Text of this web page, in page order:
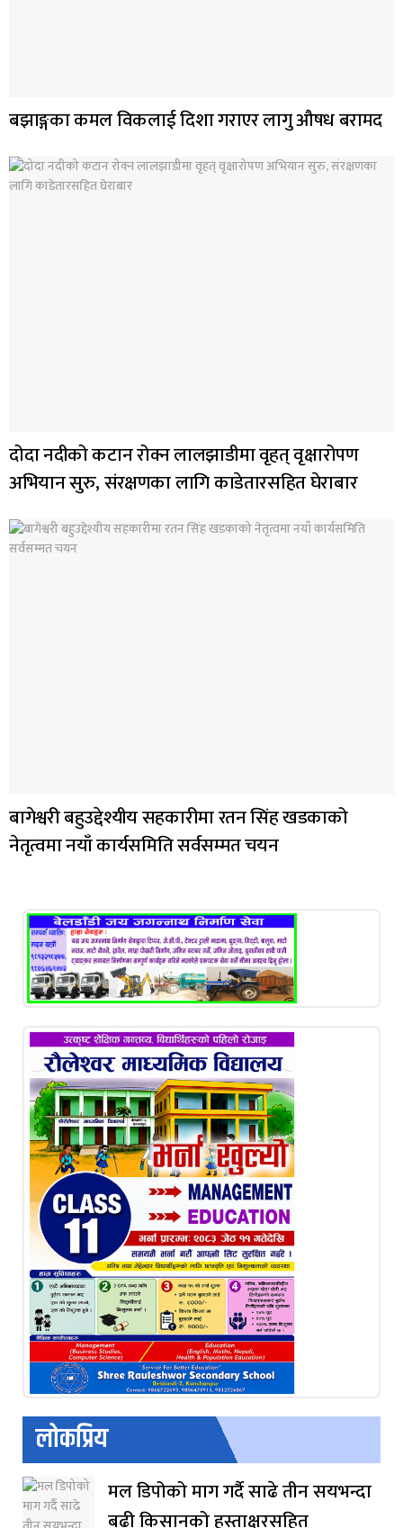
बझाङ्गका कमल विकलाई दिशा गराएर लागु औषध बरामद
दोदा नदीको कटान रोक्न लालझाडीमा वृहत् वृक्षारोपण
अभियान सुरु, संरक्षणका लागि काडेतारसहित घेराबार
बागेश्वरी बहुउद्देश्यीय सहकारीमा रतन सिंह खडकाको
नेतृत्वमा नयाँ कार्यसमिति सर्वसम्मत चयन
लोकप्रिय
मल डिपोको माग गर्दै साढे तीन सयभन्दा
बढी किसानको हस्ताक्षरसहित